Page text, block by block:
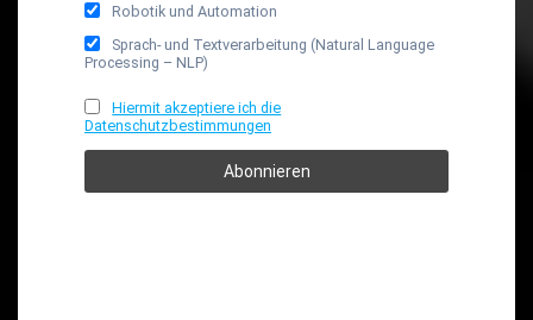
Robotik und Automation
Sprach- und Textverarbeitung (Natural Language
Processing – NLP)
Hiermit akzeptiere ich die
Datenschutzbestimmungen